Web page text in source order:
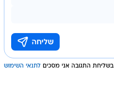
בשליחת התגובה אני מסכים לתנאי השימוש